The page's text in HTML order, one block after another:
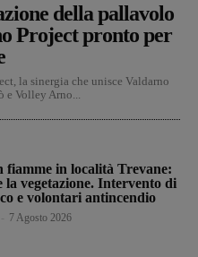
della pallavolo
Project pronto per
la sinergia che unisce Valdarno
Volley Arno...
fiamme in località Trevane:
la vegetazione. Intervento di
e volontari antincendio
7 Agosto 2026